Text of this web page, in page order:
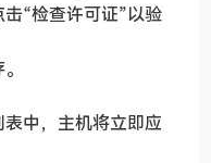
“检查许可证”以验
中，主机将立即应